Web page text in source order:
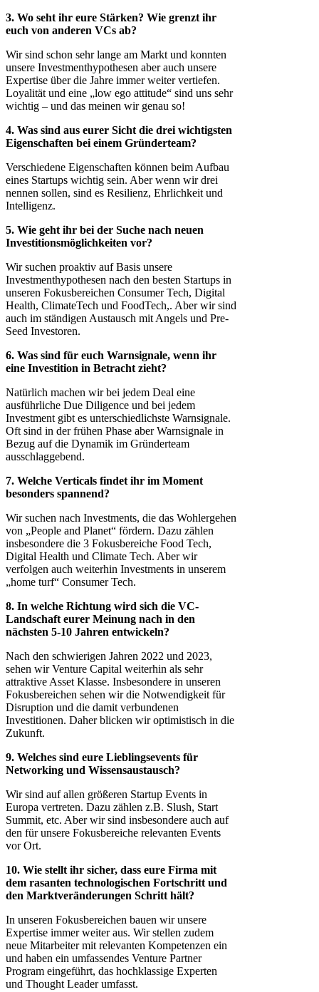
3. Wo seht ihr eure Stärken? Wie grenzt ihr
euch von anderen VCs ab?
Wir sind schon sehr lange am Markt und konnten
unsere Investmenthypothesen aber auch unsere
Expertise über die Jahre immer weiter vertiefen.
Loyalität und eine „low ego attitude“ sind uns sehr
wichtig – und das meinen wir genau so!
4. Was sind aus eurer Sicht die drei wichtigsten
Eigenschaften bei einem Gründerteam?
Verschiedene Eigenschaften können beim Aufbau
eines Startups wichtig sein. Aber wenn wir drei
nennen sollen, sind es Resilienz, Ehrlichkeit und
Intelligenz.
5. Wie geht ihr bei der Suche nach neuen
Investitionsmöglichkeiten vor?
Wir suchen proaktiv auf Basis unsere
Investmenthypothesen nach den besten Startups in
unseren Fokusbereichen Consumer Tech, Digital
Health, ClimateTech und FoodTech,. Aber wir sind
auch im ständigen Austausch mit Angels und Pre-
Seed Investoren.
6. Was sind für euch Warnsignale, wenn ihr
eine Investition in Betracht zieht?
Natürlich machen wir bei jedem Deal eine
ausführliche Due Diligence und bei jedem
Investment gibt es unterschiedlichste Warnsignale.
Oft sind in der frühen Phase aber Warnsignale in
Bezug auf die Dynamik im Gründerteam
ausschlaggebend.
7. Welche Verticals findet ihr im Moment
besonders spannend?
Wir suchen nach Investments, die das Wohlergehen
von „People and Planet“ fördern. Dazu zählen
insbesondere die 3 Fokusbereiche Food Tech,
Digital Health und Climate Tech. Aber wir
verfolgen auch weiterhin Investments in unserem
„home turf“ Consumer Tech.
8. In welche Richtung wird sich die VC-
Landschaft eurer Meinung nach in den
nächsten 5-10 Jahren entwickeln?
Nach den schwierigen Jahren 2022 und 2023,
sehen wir Venture Capital weiterhin als sehr
attraktive Asset Klasse. Insbesondere in unseren
Fokusbereichen sehen wir die Notwendigkeit für
Disruption und die damit verbundenen
Investitionen. Daher blicken wir optimistisch in die
Zukunft.
9. Welches sind eure Lieblingsevents für
Networking und Wissensaustausch?
Wir sind auf allen größeren Startup Events in
Europa vertreten. Dazu zählen z.B. Slush, Start
Summit, etc. Aber wir sind insbesondere auch auf
den für unsere Fokusbereiche relevanten Events
vor Ort.
10. Wie stellt ihr sicher, dass eure Firma mit
dem rasanten technologischen Fortschritt und
den Marktveränderungen Schritt hält?
In unseren Fokusbereichen bauen wir unsere
Expertise immer weiter aus. Wir stellen zudem
neue Mitarbeiter mit relevanten Kompetenzen ein
und haben ein umfassendes Venture Partner
Program eingeführt, das hochklassige Experten
und Thought Leader umfasst.